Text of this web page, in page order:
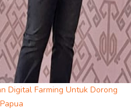
Digital Farming Untuk Dorong